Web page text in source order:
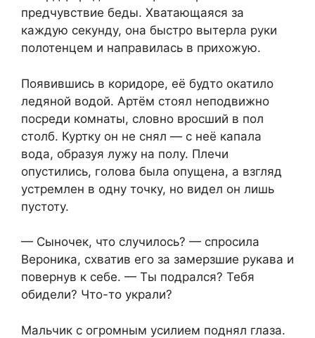
предчувствие беды. Хватающаяся за
каждую секунду, она быстро вытерла руки
полотенцем и направилась в прихожую.
Появившись в коридоре, её будто окатило
ледяной водой. Артём стоял неподвижно
посреди комнаты, словно вросший в пол
столб. Куртку он не снял — с неё капала
вода, образуя лужу на полу. Плечи
опустились, голова была опущена, а взгляд
устремлен в одну точку, но видел он лишь
пустоту.
— Сыночек, что случилось? — спросила
Вероника, схватив его за замерзшие рукава и
повернув к себе. — Ты подрался? Тебя
обидели? Что-то украли?
Мальчик с огромным усилием поднял глаза.